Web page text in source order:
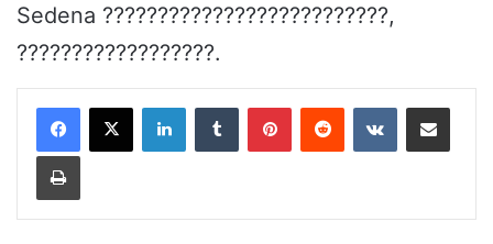
Sedena ??????????????????????????,
??????????????????.